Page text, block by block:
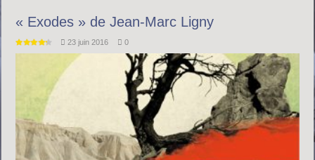
« Exodes » de Jean-Marc Ligny
23 juin 2016 0